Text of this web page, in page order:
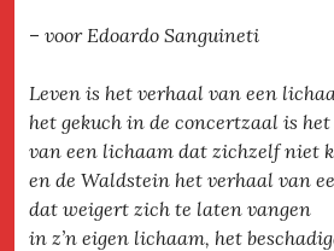
– voor Edoardo Sanguineti
Leven is het verhaal van een
het gekuch in de concertzaal is
van een lichaam dat zichzelf niet
en de Waldstein het verhaal van
dat weigert zich te laten vangen
in z’n eigen lichaam, het